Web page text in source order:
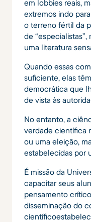
em lobbies reais,
extremos indo
o terreno fértil da
de
uma literatura
Quando essas
suficiente, elas
democrática que
de vista às
No entanto, a
verdade científica
ou uma eleição,
estabelecidas por
É missão da
capacitar seus
pensamento
disseminação do